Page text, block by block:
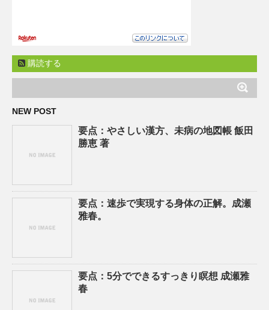
購読する
NEW POST
要点：やさしい漢方、未病の地図帳 飯田
勝恵 著
要点：速歩で実現する身体の正解。成瀬
雅春。
要点：5分でできるすっきり瞑想 成瀬雅
春